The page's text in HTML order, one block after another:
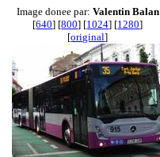
Image donee par: Valentin Balan
[640] [800] [1024] [1280]
[original]